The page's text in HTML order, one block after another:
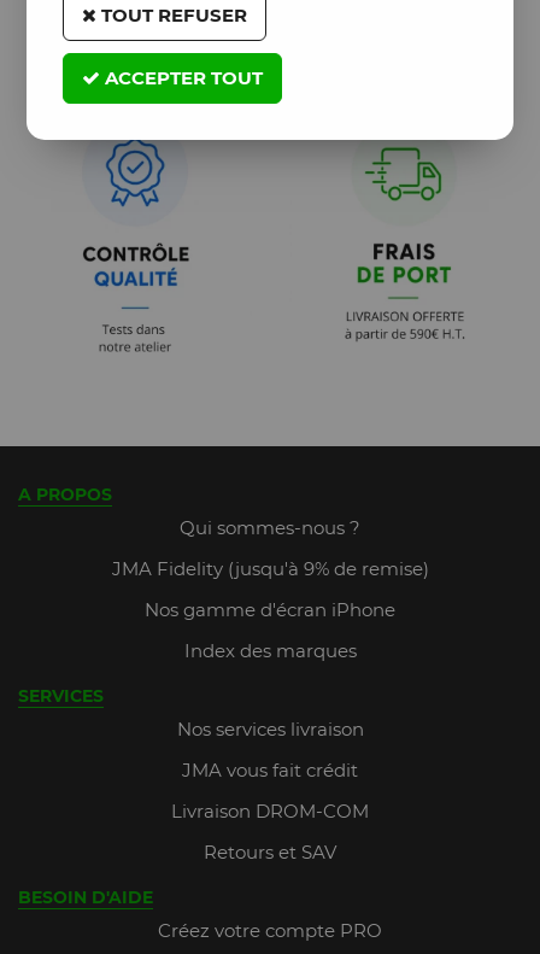
A PROPOS
Qui sommes-nous ?
JMA Fidelity (jusqu'à 9% de remise)
Nos gamme d'écran iPhone
Index des marques
SERVICES
Nos services livraison
JMA vous fait crédit
Livraison DROM-COM
Retours et SAV
BESOIN D'AIDE
Créez votre compte PRO
TOUT REFUSER
ACCEPTER TOUT